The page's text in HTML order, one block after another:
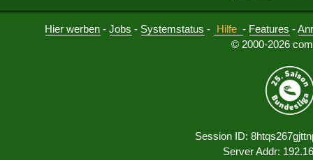
Hier werben -Jobs - Systemstatus - Hilfe - Features -
© 2000-2026
Session ID:
Server Addr: